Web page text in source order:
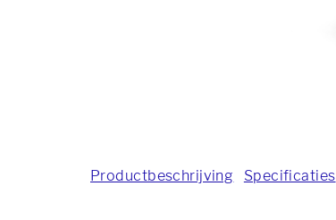
Productbeschrijving Specificaties